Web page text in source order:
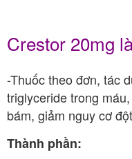
Crestor 20mg
-Thuốc theo đơn, tác
triglyceride trong
bám, giảm nguy cơ
Thành phần: